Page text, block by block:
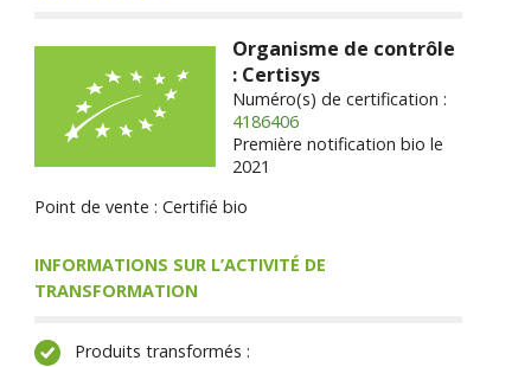
Organisme de contrôle
: Certisys
Numéro(s) de certification :
4186406
Première notification bio le
2021
Point de vente : Certifié bio
INFORMATIONS SUR L’ACTIVITÉ DE
TRANSFORMATION
Produits transformés :